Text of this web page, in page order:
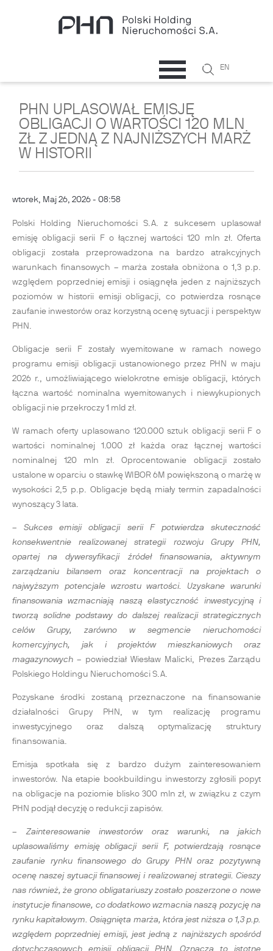
Formularz
SzukajEN
PHN UPLASOWAŁ EMISJĘ
OBLIGACJI O WARTOŚCI 120 MLN
ZŁ Z JEDNĄ Z NAJNIŻSZYCH MARŻ
W HISTORII
wtorek, Maj 26, 2026 - 08:58
Polski Holding Nieruchomości S.A. z sukcesem uplasował
emisję obligacji serii F o łącznej wartości 120 mln zł. Oferta
obligacji została przeprowadzona na bardzo atrakcyjnych
warunkach finansowych – marża została obniżona o 1,3 p.p.
względem poprzedniej emisji i osiągnęła jeden z najniższych
poziomów w historii emisji obligacji, co potwierdza rosnące
zaufanie inwestorów oraz korzystną ocenę sytuacji i perspektyw
PHN.
Obligacje serii F zostały wyemitowane w ramach nowego
programu emisji obligacji ustanowionego przez PHN w maju
2026 r., umożliwiającego wielokrotne emisje obligacji, których
łączna wartość nominalna wyemitowanych i niewykupionych
obligacji nie przekroczy 1 mld zł.
W ramach oferty uplasowano 120.000 sztuk obligacji serii F o
wartości nominalnej 1.000 zł każda oraz łącznej wartości
nominalnej 120 mln zł. Oprocentowanie obligacji zostało
ustalone w oparciu o stawkę WIBOR 6M powiększoną o marżę w
wysokości 2,5 p.p. Obligacje będą miały termin zapadalności
wynoszący 3 lata.
– Sukces emisji obligacji serii F potwierdza skuteczność
konsekwentnie realizowanej strategii rozwoju Grupy PHN,
opartej na dywersyfikacji źródeł finansowania, aktywnym
zarządzaniu bilansem oraz koncentracji na projektach o
najwyższym potencjale wzrostu wartości. Uzyskane warunki
finansowania wzmacniają naszą elastyczność inwestycyjną i
tworzą solidne podstawy do dalszej realizacji strategicznych
celów Grupy, zarówno w segmencie nieruchomości
komercyjnych, jak i projektów mieszkaniowych oraz
magazynowych – powiedział Wiesław Malicki, Prezes Zarządu
Polskiego Holdingu Nieruchomości S.A.
Pozyskane środki zostaną przeznaczone na finansowanie
działalności Grupy PHN, w tym realizację programu
inwestycyjnego oraz dalszą optymalizację struktury
finansowania.
Emisja spotkała się z bardzo dużym zainteresowaniem
inwestorów. Na etapie bookbuildingu inwestorzy zgłosili popyt
na obligacje na poziomie blisko 300 mln zł, w związku z czym
PHN podjął decyzję o redukcji zapisów.
– Zainteresowanie inwestorów oraz warunki, na jakich
uplasowaliśmy emisję obligacji serii F, potwierdzają rosnące
zaufanie rynku finansowego do Grupy PHN oraz pozytywną
ocenę naszej sytuacji finansowej i realizowanej strategii. Cieszy
nas również, że grono obligatariuszy zostało poszerzone o nowe
instytucje finansowe, co dodatkowo wzmacnia naszą pozycję na
rynku kapitałowym. Osiągnięta marża, która jest niższa o 1,3 p.p.
względem poprzedniej emisji, jest jedną z najniższych spośród